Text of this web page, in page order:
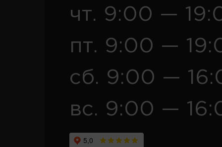
чт. 9:00 —
пт. 9:00 —
сб. 9:00 —
вс. 9:00 —